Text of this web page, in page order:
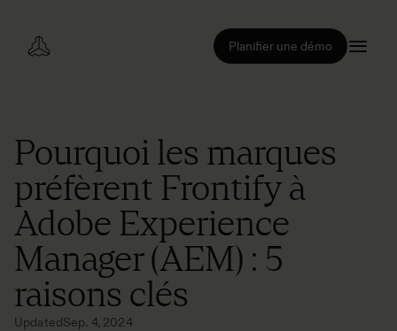
Planifier une démo
Pourquoi les marques
préfèrent Frontify à
Adobe Experience
Manager (AEM) : 5
raisons clés
UpdatedSep. 4, 2024